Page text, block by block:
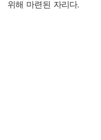
위해 마련된 자리다.